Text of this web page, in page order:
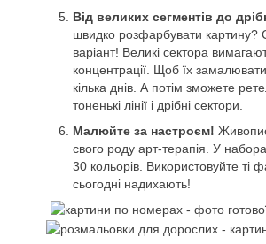
Від великих сегментів до
швидко розфарбувати картину?
варіант! Великі сектора
концентрації. Щоб їх
кілька днів. А потім зможете
тоненькі лінії і дрібні сектори.
Малюйте за настроєм!
свого роду арт-терапія. У
30 кольорів. Використовуйте ті
сьогодні надихають!